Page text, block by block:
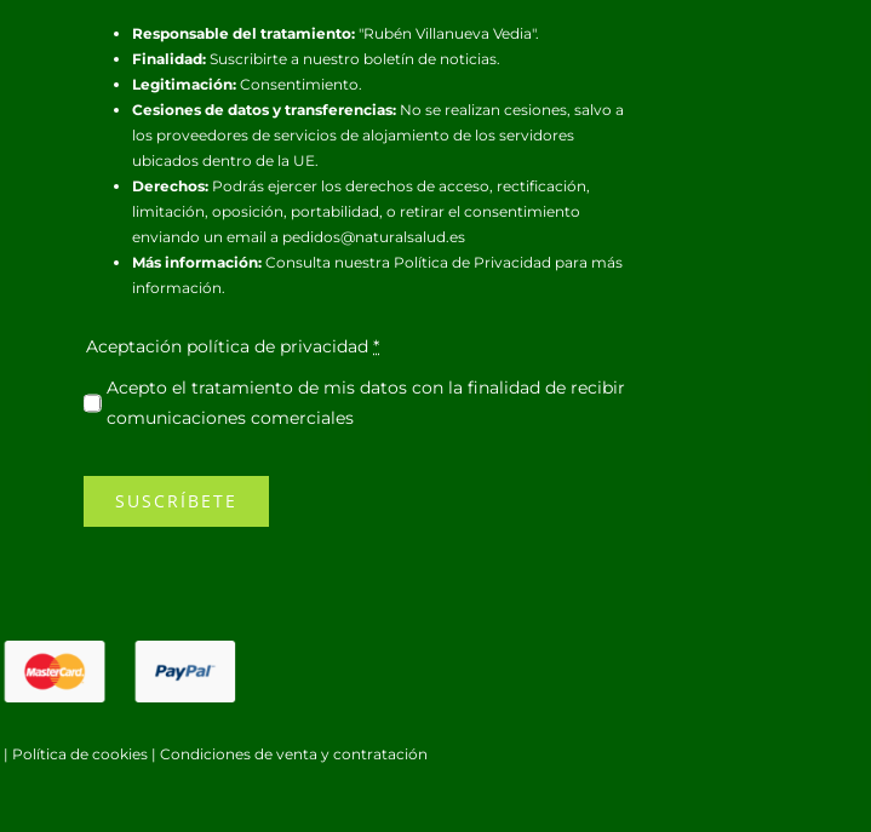
Responsable del tratamiento: "Rubén Villanueva Vedia".
Finalidad: Suscribirte a nuestro boletín de noticias.
Legitimación: Consentimiento.
Cesiones de datos y transferencias: No se realizan cesiones, salvo a
los proveedores de servicios de alojamiento de los servidores
ubicados dentro de la UE.
Derechos: Podrás ejercer los derechos de acceso, rectificación,
limitación, oposición, portabilidad, o retirar el consentimiento
enviando un email a pedidos@naturalsalud.es
Más información: Consulta nuestra Política de Privacidad para más
información.
Aceptación política de privacidad*
Acepto el tratamiento de mis datos con la finalidad de recibir
comunicaciones comerciales
SUSCRÍBETE
| Política de cookies | Condiciones de venta y contratación